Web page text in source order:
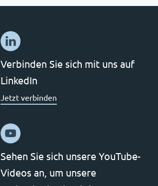
Verbinden Sie sich mit uns auf
LinkedIn
Jetzt verbinden
Sehen Sie sich unsere YouTube-
Videos an, um unsere